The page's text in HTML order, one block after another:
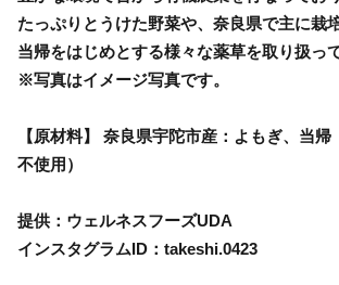
たっぷりとうけた野菜や、奈良県で主に栽
当帰をはじめとする様々な薬草を取り扱っ
※写真はイメージ写真です。
【原材料】 奈良県宇陀市産：よもぎ、当
不使用）
提供：ウェルネスフーズUDA
インスタグラムID：takeshi.0423